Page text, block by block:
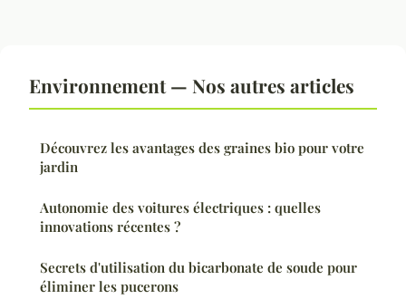
Environnement — Nos autres articles
Découvrez les avantages des graines bio pour votre
jardin
Autonomie des voitures électriques : quelles
innovations récentes ?
Secrets d'utilisation du bicarbonate de soude pour
éliminer les pucerons